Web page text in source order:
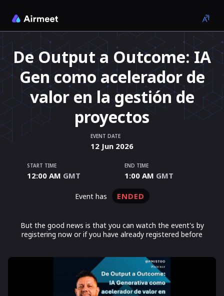
De Output a Outcome: IA
Gen como acelerador de
valor en la gestión de
proyectos
EVENT DATE
12 Jun 2026
START TIME
12:00 AM GMT
END TIME
1:00 AM GMT
event has ENDED
But the good news is that you can watch the event's by
registering now or if you have already registered before